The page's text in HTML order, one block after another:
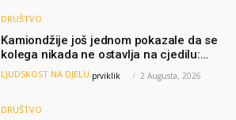
DRUŠTVO
Kamiondžije još jednom pokazale da se
kolega nikada ne ostavlja na cjedilu:
Priča iz Hamburga dirnula mnoge
LJUDSKOST NA DJELU prviklik - 2 Augusta, 2026
DRUŠTVO